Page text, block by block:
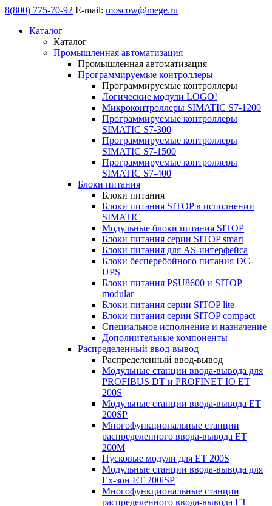
8(800) 775-70-92 E-mail: moscow@mege.ru
Каталог
Каталог
Промышленная автоматизация
Промышленная автоматизация
Программируемые контроллеры
Программируемые контроллеры
Логические модули LOGO!
Микроконтроллеры SIMATIC S7-1200
Программируемые контроллеры
SIMATIC S7-300
Программируемые контроллеры
SIMATIC S7-1500
Программируемые контроллеры
SIMATIC S7-400
Блоки питания
Блоки питания
Блоки питания SITOP в исполнении
SIMATIC
Модульные блоки питания SITOP
Блоки питания серии SITOP smart
Блоки питания для AS-интерфейса
Блоки бесперебойного питания DC-
UPS
Блоки питания PSU8600 и SITOP
modular
Блоки питания серии SITOP lite
Блоки питания серии SITOP compact
Специальное исполнение и назначение
Дополнительные компоненты
Распределенный ввод-вывод
Распределенный ввод-вывод
Модульные станции ввода-вывода для
PROFIBUS DT и PROFINET IO ET
200S
Модульные станции ввода-вывода ET
200SP
Многофункциональные станции
распределенного ввода-вывода ET
200M
Пусковые модули для ET 200S
Модульные станции ввода-вывода для
Ex-зон ET 200iSP
Многофункциональные станции
распределенного ввода-вывода ET